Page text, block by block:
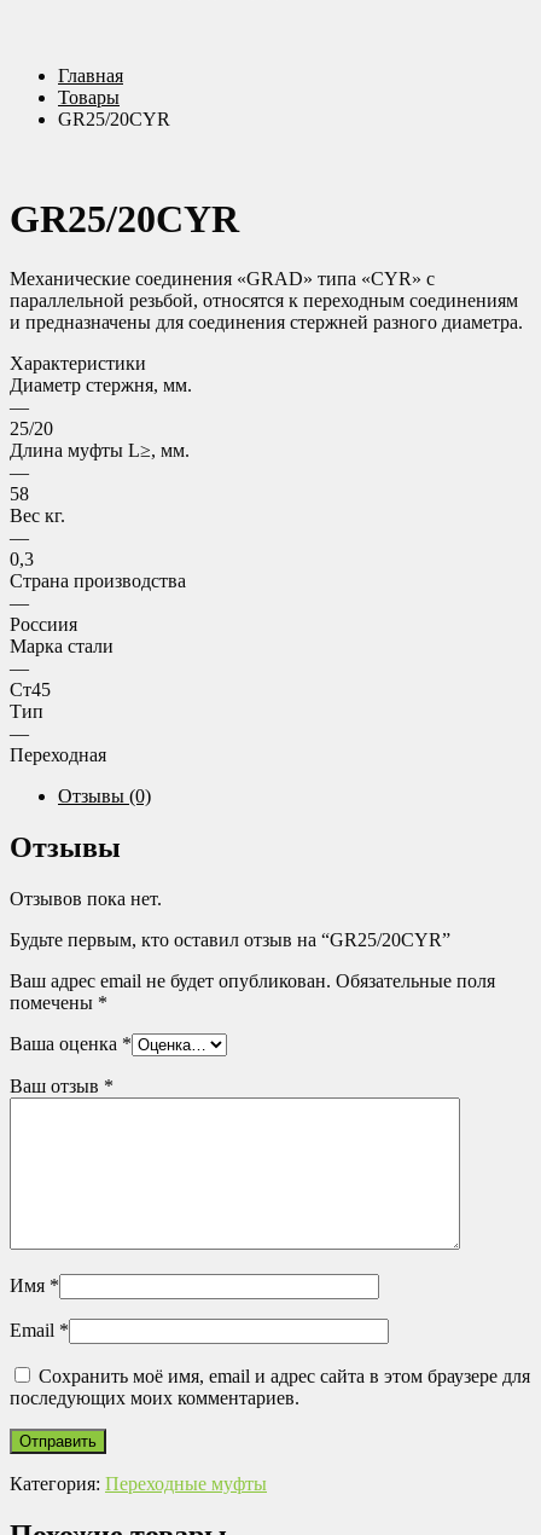
Главная
Товары
GR25/20CYR
GR25/20CYR
Механические соединения «GRAD» типа «CYR» с
параллельной резьбой, относятся к переходным соединениям
и предназначены для соединения стержней разного диаметра.
Характеристики
Диаметр стержня, мм.
—
25/20
Длина муфты L≥, мм.
—
58
Вес кг.
—
0,3
Страна производства
—
Россиия
Марка стали
—
Ст45
Тип
—
Переходная
Отзывы (0)
Отзывы
Отзывов пока нет.
Будьте первым, кто оставил отзыв на “GR25/20CYR”
Ваш адрес email не будет опубликован. Обязательные поля
помечены *
Ваша оценка *
Ваш отзыв *
Имя *
Email *
Сохранить моё имя, email и адрес сайта в этом браузере для
последующих моих комментариев.
Категория: Переходные муфты